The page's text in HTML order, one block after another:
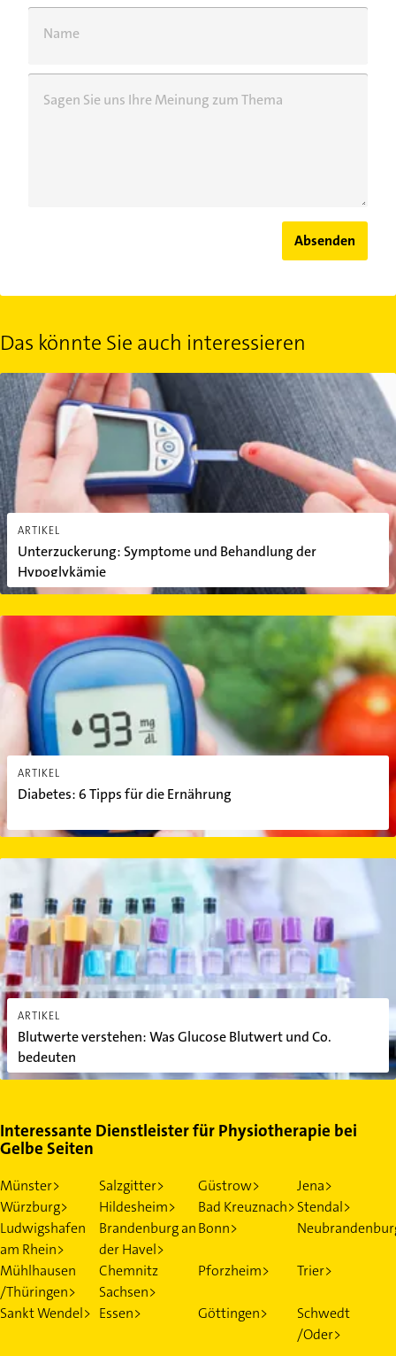
Name
Sagen Sie uns Ihre Meinung zum Thema
Absenden
Das könnte Sie auch interessieren
ARTIKEL
Unterzuckerung: Symptome und Behandlung der
Hypoglykämie
Unterzuckerung: Symptome und Behandlung der Hypoglykämie
ARTIKEL
Diabetes: 6 Tipps für die Ernährung
Diabetes: 6 Tipps für die Ernährung
ARTIKEL
Blutwerte verstehen: Was Glucose Blutwert und Co.
bedeuten
Blutwerte verstehen: Was Glucose Blutwert und Co. bedeuten
Interessante Dienstleister für Physiotherapie bei
Gelbe Seiten
Münster> Salzgitter> Güstrow>
Jena>
Würzburg>
Hildesheim> Bad Kreuznach>Stendal>
Ludwigshafen
am Rhein>
Brandenburg an
der Havel>
Bonn>
Mühlhausen
/Thüringen>
Chemnitz
Sachsen>
Pforzheim> Trier>
Sankt Wendel> Essen> Göttingen>
Schwedt
/Oder>